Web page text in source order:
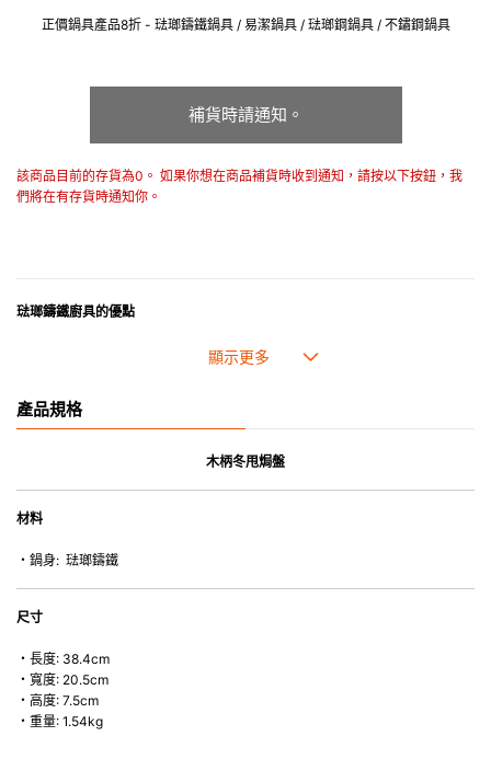
正價鍋具產品8折 - 琺瑯鑄鐵鍋具 / 易潔鍋具 / 琺瑯鋼鍋具 / 不鏽鋼鍋具
補貨時請通知。
該商品目前的存貨為0。 如果你想在商品補貨時收到通知，請按以下按鈕，我
們將在有存貨時通知你。
琺瑯鑄鐵廚具的優點
• 琺瑯鑄鐵傳熱性均勻，不會產生過熱點。
• 重身的鍋蓋能有助防止蒸氣溜走,易於 保持食物的原汁原味。
• 琺瑯抗酸鹼，不會殘留氣味，安全衛生。
產品規格
木柄冬甩焗盤
材料
・鍋身: 琺瑯鑄鐵
尺寸
・長度: 38.4cm
・寬度: 20.5cm
・高度: 7.5cm
・重量: 1.54kg